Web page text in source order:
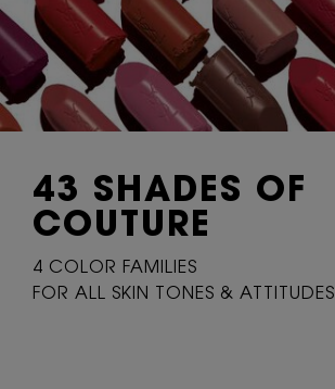
43 SHADES OF
COUTURE
4 COLOR FAMILIES
FOR ALL SKIN TONES & ATTITUDES